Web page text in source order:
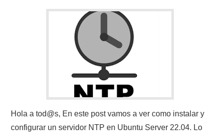
Hola a tod@s, En este post vamos a ver como instalar y
configurar un servidor NTP en Ubuntu Server 22.04. Lo